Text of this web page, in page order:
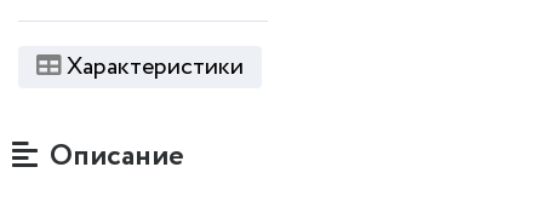
Характеристики
Описание